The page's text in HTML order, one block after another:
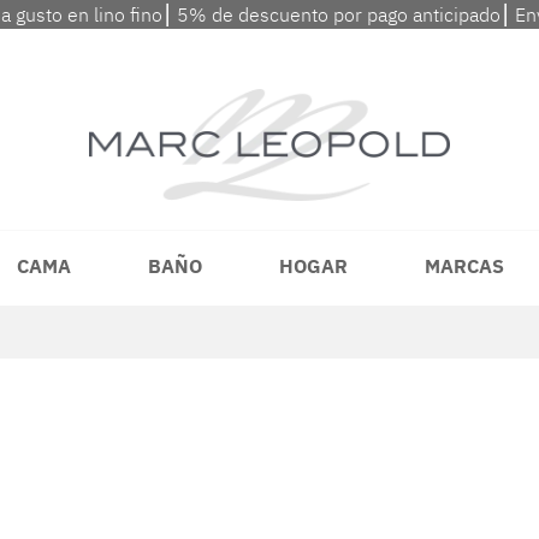
gusto en lino fino⎮ 5% de descuento por pago anticipado⎮
CAMA BAÑO HOGAR MARCAS